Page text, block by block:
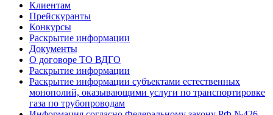
Клиентам
Прейскуранты
Конкурсы
Раскрытие информации
Документы
О договоре ТО ВДГО
Раскрытие информации
Раскрытие информации субъектами естественных
монополий, оказывающими услуги по транспортировке
газа по трубопроводам